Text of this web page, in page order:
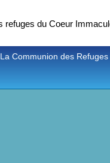
La Communion des Refuges